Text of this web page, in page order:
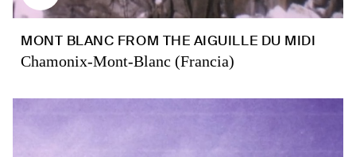
MONT BLANC FROM THE AIGUILLE DU MIDI
Chamonix-Mont-Blanc (Francia)